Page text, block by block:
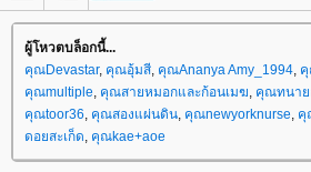
ผู้โหวตบล็อกนี้...
คุณDevastar, คุณอุ้มสี, คุณAnanya Amy_1994,
คุณmultiple, คุณสายหมอกและก้อนเมฆ, คุณทนา
คุณtoor36, คุณสองแผ่นดิน, คุณnewyorknurse, คุ
ดอยสะเก็ด, คุณkae+aoe